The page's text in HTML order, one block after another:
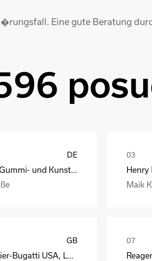
Eine gute Beratung
DE
GKT Gummi- und Kunststofftechnik Fürstenwalde Gmb
Maik
GB